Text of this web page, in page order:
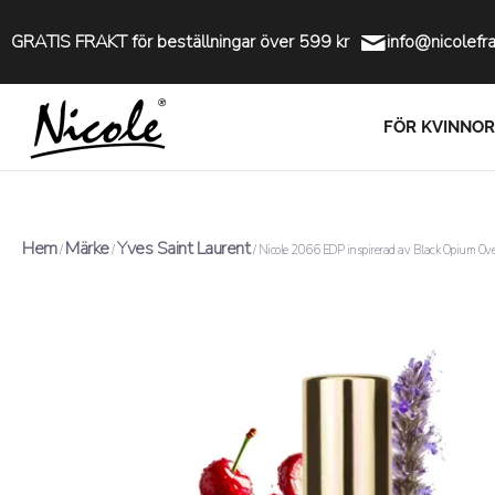
GRATIS FRAKT för beställningar över 599 kr
FÖR KVINNOR
Hem/ Märke/Yves Saint Laurent/ Nicole 2066 EDP inspirerad av Black Opium